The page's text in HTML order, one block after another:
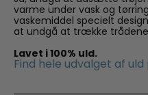
varme under vask og
vaskemiddel specielt
at undgå at trække
Lavet i 100% uld.
Find hele udvalget af